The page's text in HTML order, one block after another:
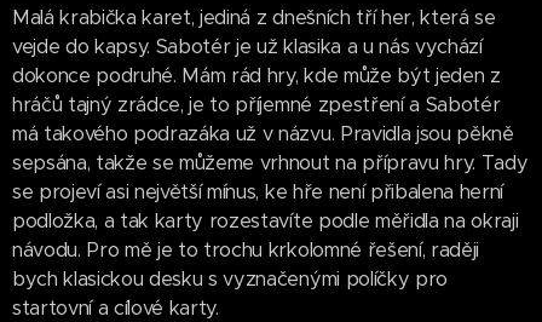
Malá krabička karet, jediná z dnešních tří her, která se
vejde do kapsy. Sabotér je už klasika a u nás vychází
dokonce podruhé. Mám rád hry, kde může být jeden z
hráčů tajný zrádce, je to příjemné zpestření a Sabotér
má takového podrazáka už v názvu. Pravidla jsou pěkně
sepsána, takže se můžeme vrhnout na přípravu hry. Tady
se projeví asi největší mínus, ke hře není přibalena herní
podložka, a tak karty rozestavíte podle měřidla na okraji
návodu. Pro mě je to trochu krkolomné řešení, raději
bych klasickou desku s vyznačenými políčky pro
startovní a cílové karty.